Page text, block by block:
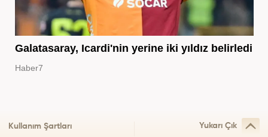
Galatasaray, Icardi'nin yerine iki yıldız belirledi
Haber7
Kullanım Şartları Yukarı Çık